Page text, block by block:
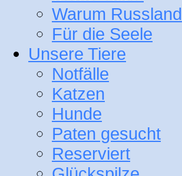
Warum Russland
Für die Seele
Unsere Tiere
Notfälle
Katzen
Hunde
Paten gesucht
Reserviert